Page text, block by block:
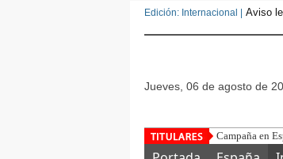
Edición: Internacional | Aviso
jueves, 06 de agosto de
Más